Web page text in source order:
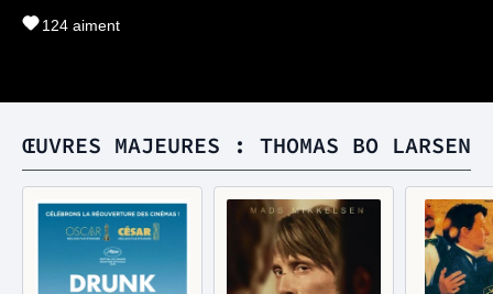
124 aiment
ŒUVRES MAJEURES : THOMAS BO LARSEN